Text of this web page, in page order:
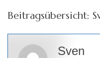
Beitragsübersicht:
Sven